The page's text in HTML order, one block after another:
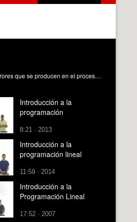
Unidad introductoria al concepto de programación. Introduce el concepto lenguaje de programación así como los diferentes errores que se producen en el proceso. Gonzalez Gimenez, M. (2010). Introducción a la programación. https://riunet.upv.es/handle/10251/7793
Introducción a la
programación
8:21 · 2013
Introducción a la
programación lineal
11:59 · 2014
Introducción a la
Programación Lineal
17:52 · 2007